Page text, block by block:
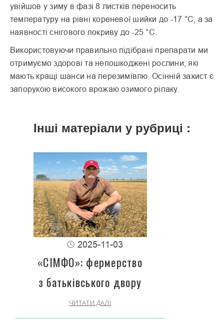
увійшов у зиму в фазі 8 листків переносить
температуру на рівні кореневої шийки до -17 °С, а за
наявності снігового покри­ву до -25 °С.
Використовуючи правильно підібрані препарати ми
отримуємо здорові та непошкоджені рослини, які
мають кращі шанси на перезимівлю. Осінній захист є
запорукою високого вро­жаю озимого ріпаку.
Інші матеріали у рубриці :
2025-11-03
«СІМФО»: фермерство
з батьківського двору
ЧИТАТИ ДАЛІ